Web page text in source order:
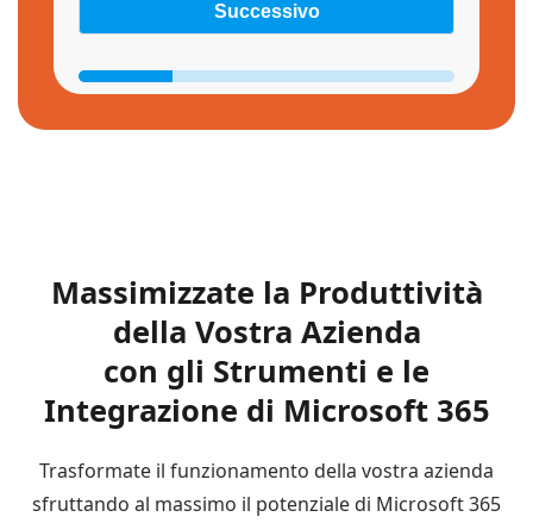
Successivo
Massimizzate la Produttività
della Vostra Azienda
con gli Strumenti e le
Integrazione di Microsoft 365
Trasformate il funzionamento della vostra azienda
sfruttando al massimo il potenziale di Microsoft 365